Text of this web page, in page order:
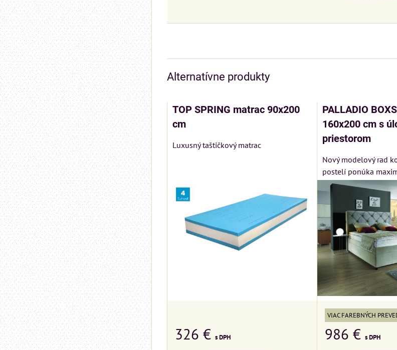
Alternatívne produkty
TOP SPRING matrac 90x200
cm
Luxusný taštičkový matrac
326 € s DPH
PALLADIO
160x200 cm s
priestorom
Nový modelový rad
postelí ponúka
VIAC FAREBNÝCH
986 € s DPH